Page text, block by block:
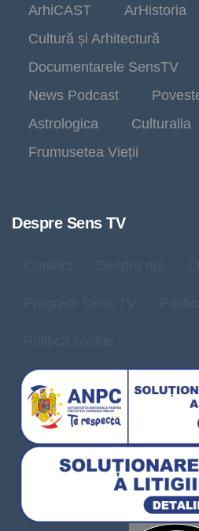
ArhiCAST
ArHistoria
Cultură și Arhitectură
Documentarele SensTV
News Podcast
Astrologica
Culturalia
Frumusetea Vieții
Despre Sens TV